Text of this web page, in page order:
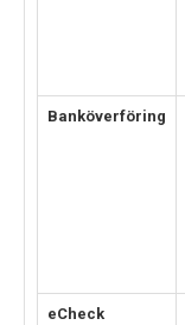
Banköverföring
eCheck